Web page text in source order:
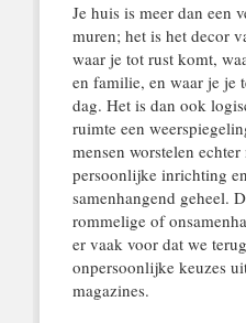
Je huis is meer dan een
muren; het is het decor
waar je tot rust komt,
en familie, en waar je je
dag. Het is dan ook
ruimte een
mensen worstelen
persoonlijke inrichting
samenhangend geheel.
rommelige of
er vaak voor dat we
onpersoonlijke keuzes
magazines.